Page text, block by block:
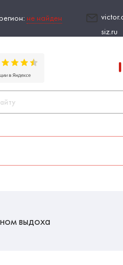
не найден
siz.ru
выдоха